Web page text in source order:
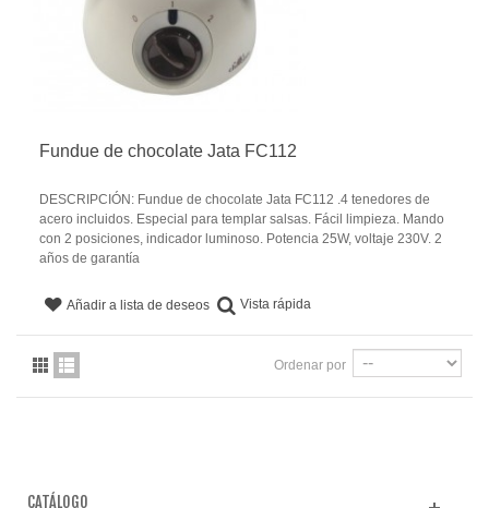
Fundue de chocolate Jata FC112
DESCRIPCIÓN: Fundue de chocolate Jata FC112 .4 tenedores de
acero incluidos. Especial para templar salsas. Fácil limpieza. Mando
con 2 posiciones, indicador luminoso. Potencia 25W, voltaje 230V. 2
años de garantía
Añadir a lista de deseos Vista rápida
Ordenar por
CATÁLOGO